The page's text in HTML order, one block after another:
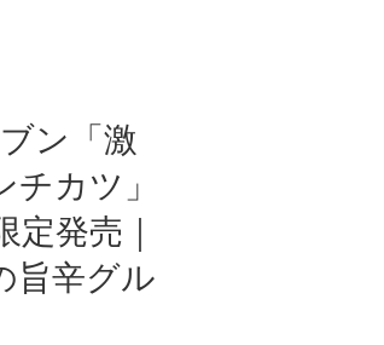
ン「激
カツ」
定発売｜
旨辛グル